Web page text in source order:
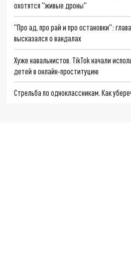
охотятся "живые дроны"
"Про ад, про рай и про остановки":
высказался о вандалах
Хуже навальнистов. TikTok начали
детей в онлайн-проституцию
Стрельба по одноклассникам. Как